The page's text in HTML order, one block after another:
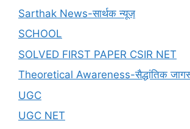
Sarthak News-सार्थक न्यूज़
SCHOOL
SOLVED FIRST PAPER CSIR NET
Theoretical Awareness-सैद्धांतिक
UGC
UGC NET